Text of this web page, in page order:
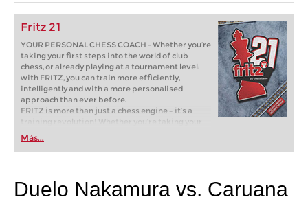
Fritz 21
YOUR PERSONAL CHESS COACH - Whether you’re
taking your first steps into the world of club
chess, or already playing at a tournament level:
with FRITZ, you can train more efficiently,
intelligently and with a more personalised
approach than ever before.
FRITZ is more than just a chess engine – it’s a
training revolution! Whether you’re taking your
first steps into the world of club chess, or already
playing at a tournament level: with FRITZ, you can
train more efficiently, intelligently and with a
Más...
Duelo Nakamura vs. Caruana